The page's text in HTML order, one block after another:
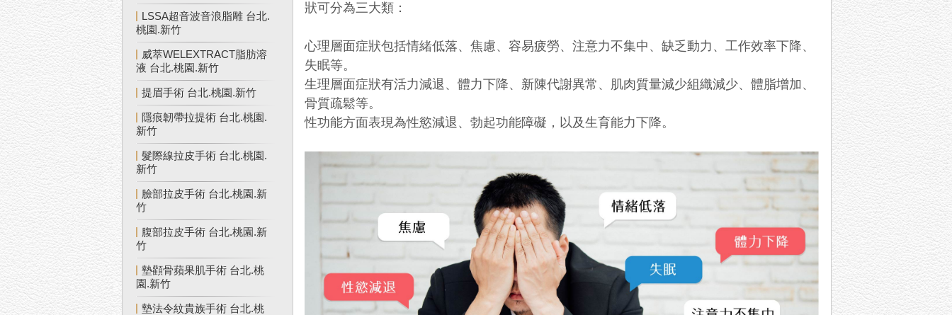
LSSA超音波音浪脂雕 台北.
桃園.新竹
威萃WELEXTRACT脂肪溶
液 台北.桃園.新竹
提眉手術 台北.桃園.新竹
隱痕韌帶拉提術 台北.桃園.
新竹
髮際線拉皮手術 台北.桃園.
新竹
臉部拉皮手術 台北.桃園.新
竹
腹部拉皮手術 台北.桃園.新
竹
墊顴骨蘋果肌手術 台北.桃
園.新竹
墊法令紋貴族手術 台北.桃
狀可分為三大類：
心理層面症狀包括情緒低落、焦慮、容易疲勞、注意力不集中、缺乏動力、工作效率下降、
失眠等。
生理層面症狀有活力減退、體力下降、新陳代謝異常、肌肉質量減少組織減少、體脂增加、
骨質疏鬆等。
性功能方面表現為性慾減退、勃起功能障礙，以及生育能力下降。